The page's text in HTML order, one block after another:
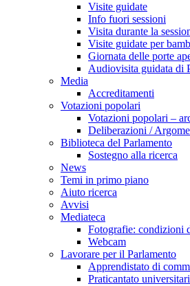
Visite guidate
Info fuori sessioni
Visita durante la
Visite guidate per
Giornata delle porte
Audiovisita guidata di
Media
Accreditamenti
Votazioni popolari
Votazioni popolari –
Deliberazioni /
Biblioteca del Parlamento
Sostegno alla ricerca
News
Temi in primo piano
Aiuto ricerca
Avvisi
Mediateca
Fotografie: condizioni
Webcam
Lavorare per il Parlamento
Apprendistato di
Praticantato